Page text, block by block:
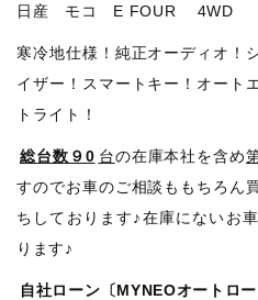
日産 モコ E FOUR 4WD
寒冷地仕様！純正オーディオ！
イザー！スマートキー！オート
トライト！
総台数９0 台の在庫本社を含め
すのでお車のご相談ももちろん
ちしております♪在庫にないお
ります♪
自社ローン〔MYNEOオートロ